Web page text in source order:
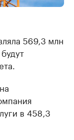
569,3 млн
в 458,3